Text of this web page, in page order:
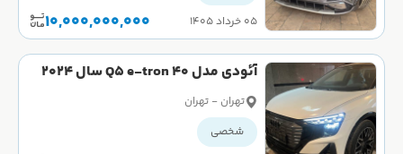
۰۵ خرداد ۱۴۰۵
10,000,000,000
آئودی مدل Q5 e-tron 40 سال 2024
صفرتهران - تهران
شخصی